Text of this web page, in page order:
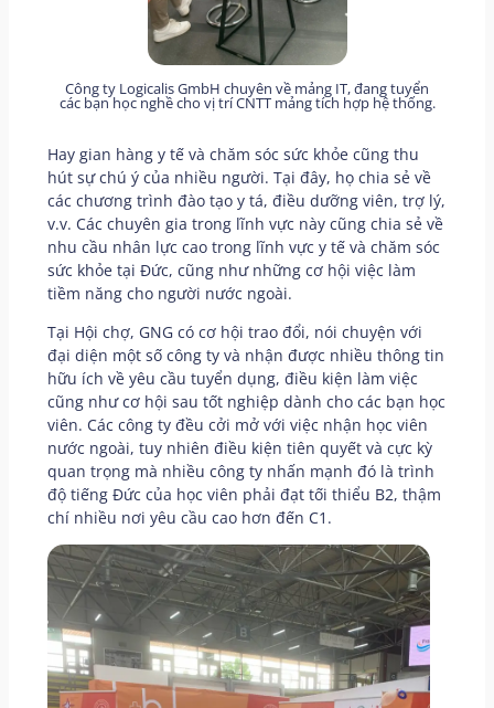
Công ty Logicalis GmbH chuyên về mảng IT, đang tuyển
các bạn học nghề cho vị trí CNTT mảng tích hợp hệ thống.
Hay gian hàng y tế và chăm sóc sức khỏe cũng thu
hút sự chú ý của nhiều người. Tại đây, họ chia sẻ về
các chương trình đào tạo y tá, điều dưỡng viên, trợ lý,
v.v. Các chuyên gia trong lĩnh vực này cũng chia sẻ về
nhu cầu nhân lực cao trong lĩnh vực y tế và chăm sóc
sức khỏe tại Đức, cũng như những cơ hội việc làm
tiềm năng cho người nước ngoài.
Tại Hội chợ, GNG có cơ hội trao đổi, nói chuyện với
đại diện một số công ty và nhận được nhiều thông tin
hữu ích về yêu cầu tuyển dụng, điều kiện làm việc
cũng như cơ hội sau tốt nghiệp dành cho các bạn học
viên. Các công ty đều cởi mở với việc nhận học viên
nước ngoài, tuy nhiên điều kiện tiên quyết và cực kỳ
quan trọng mà nhiều công ty nhấn mạnh đó là trình
độ tiếng Đức của học viên phải đạt tối thiểu B2, thậm
chí nhiều nơi yêu cầu cao hơn đến C1.